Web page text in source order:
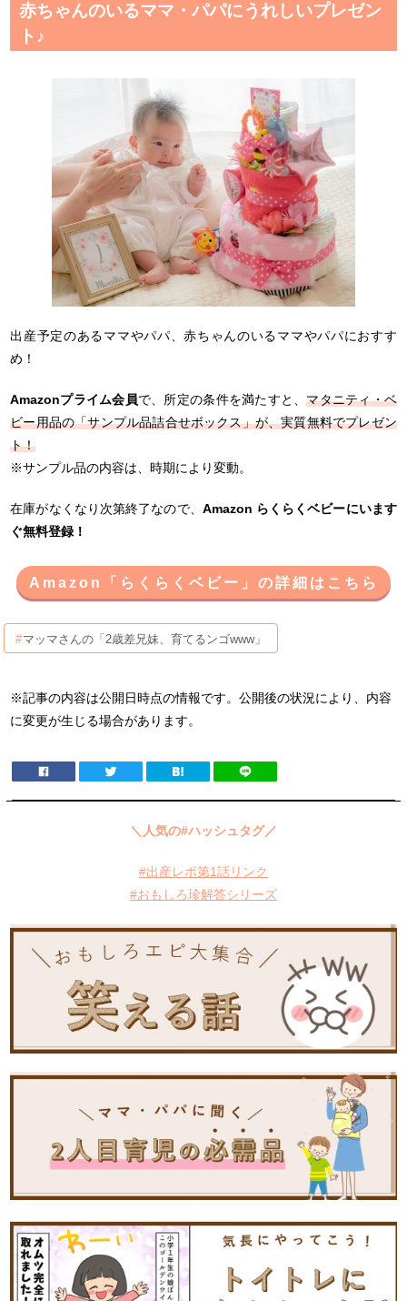
赤ちゃんのいるママ・パパにうれしいプレゼン
ト♪
出産予定のあるママやパパ、赤ちゃんのいるママやパパにおすす
め！
Amazonプライム会員で、所定の条件を満たすと、マタニティ・ベ
ビー用品の「サンプル品詰合せボックス」が、実質無料でプレゼン
ト！
※サンプル品の内容は、時期により変動。
在庫がなくなり次第終了なので、 Amazon らくらくベビーにいます
ぐ無料登録！
Amazon「らくらくベビー」の詳細はこちら
マッマさんの「2歳差兄妹、育てるンゴwww」
※記事の内容は公開日時点の情報です。公開後の状況により、内容
に変更が生じる場合があります。
＼人気の#ハッシュタグ／
#出産レポ第1話リンク
#おもしろ珍解答シリーズ